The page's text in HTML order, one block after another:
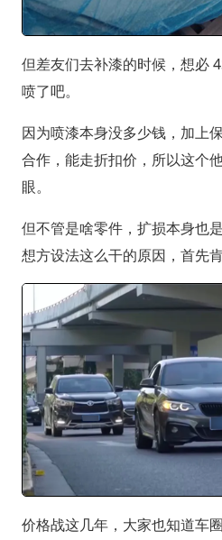
但差友们去补漆的时候，想必
喷了吧。
因为喷漆本身没多少钱，加上
合作，能走折扣价，所以这个
眼。
但不管是啥零件，扩损本身也
想方设法这么干的原因，首先
价格战这几年，大家也知道车